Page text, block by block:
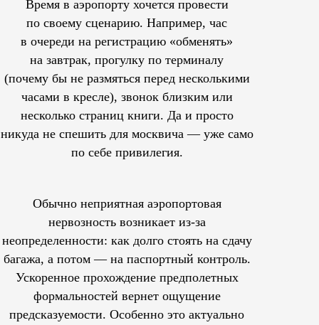
Время в аэропорту хочется провести
по своему сценарию. Например, час
в очереди на регистрацию «обменять»
на завтрак, прогулку по терминалу
(почему бы не размяться перед несколькими
часами в кресле), звонок близким или
несколько страниц книги. Да и просто
никуда не спешить для москвича — уже само
по себе привилегия.
Обычно неприятная аэропортовая
нервозность возникает из-за
неопределенности: как долго стоять на сдачу
багажа, а потом — на паспортный контроль.
Ускоренное прохождение предполетных
формальностей вернет ощущение
предсказуемости. Особенно это актуально